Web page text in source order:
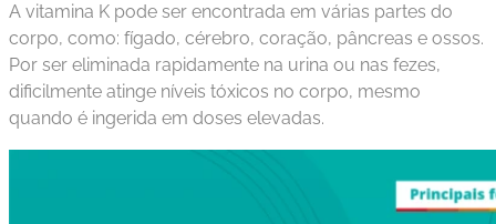
A vitamina K pode ser encontrada em várias partes do
corpo, como: fígado, cérebro, coração, pâncreas e ossos.
Por ser eliminada rapidamente na urina ou nas fezes,
dificilmente atinge níveis tóxicos no corpo, mesmo
quando é ingerida em doses elevadas.